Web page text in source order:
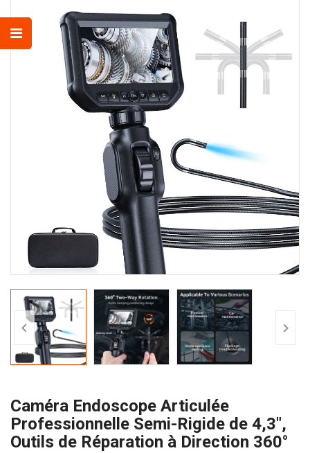
 
Caméra Endoscope Articulée
Professionnelle Semi-Rigide de 4,3",
Outils de Réparation à Direction 360°